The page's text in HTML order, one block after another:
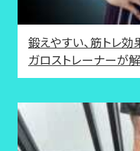
鍛えやすい、筋トレ
ガロストレーナーが